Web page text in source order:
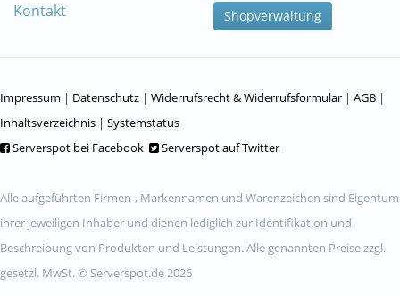
Kontakt
Shopverwaltung
Impressum | Datenschutz | Widerrufsrecht & Widerrufsformular | AGB |
Inhaltsverzeichnis | Systemstatus
Serverspot bei Facebook
Serverspot auf Twitter
Alle aufgeführten Firmen-, Markennamen und Warenzeichen sind Eigentum
ihrer jeweiligen Inhaber und dienen lediglich zur Identifikation und
Beschreibung von Produkten und Leistungen. Alle genannten Preise zzgl.
gesetzl. MwSt. © Serverspot.de 2026